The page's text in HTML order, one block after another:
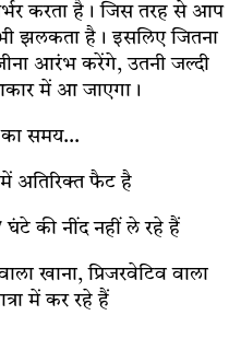
करता है। जिस तरह से आप
झलकता है। इसलिए जितना
आरंभ करेंगे, उतनी जल्दी
में आ जाएगा।
का समय…
अतिरिक्त फैट है
की नींद नहीं ले रहे हैं
खाना, प्रिजरवेटिव वाला
में कर रहे हैं